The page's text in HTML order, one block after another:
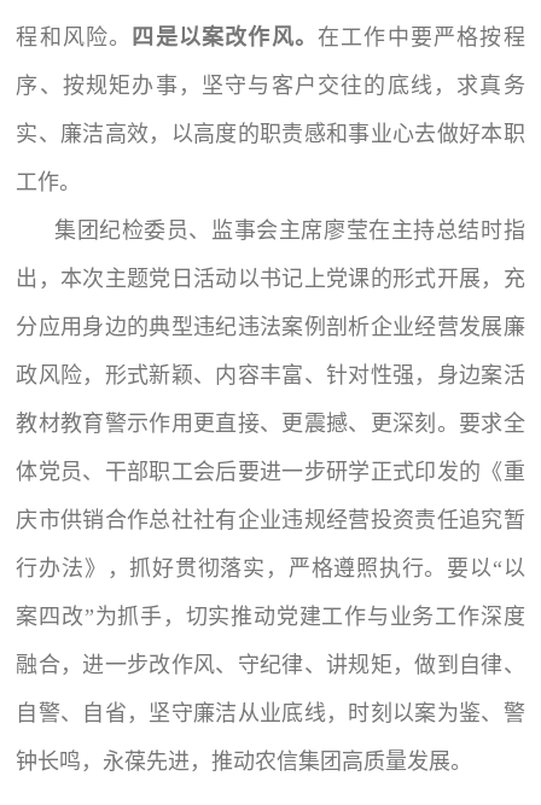
程和风险。
四是以案改作风。 在工作中要严格按程
序、按规矩办事，坚守与客户交往的底线，求真务
实、廉洁高效，以高度的职责感和事业心去做好本职
工作。
集团纪检委员、监事会主席廖莹在主持总结时指
出，本次主题党日活动以书记上党课的形式开展，充
分应用身边的典型违纪违法案例剖析企业经营发展廉
政风险，形式新颖、内容丰富、针对性强，身边案活
教材教育警示作用更直接、更震撼、更深刻。要求全
体党员、干部职工会后要进一步研学正式印发的《重
庆市供销合作总社社有企业违规经营投资责任追究暂
行办法》，抓好贯彻落实，严格遵照执行。要以“以
案四改”为抓手，切实推动党建工作与业务工作深度
融合，进一步改作风、守纪律、讲规矩，做到自律、
自警、自省，坚守廉洁从业底线，时刻以案为鉴、警
钟长鸣，永葆先进，推动农信集团高质量发展。